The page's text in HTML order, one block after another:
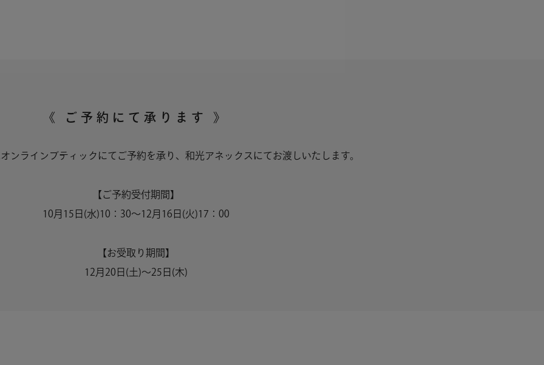
《 ご予約にて承ります 》
ンラインブティックにてご予約を承り、和光アネックスにてお渡しいたします。
【ご予約受付期間】
10月15日(水)10：30～12月16日(火)17：00
【お受取り期間】
12月20日(土)～25日(木)